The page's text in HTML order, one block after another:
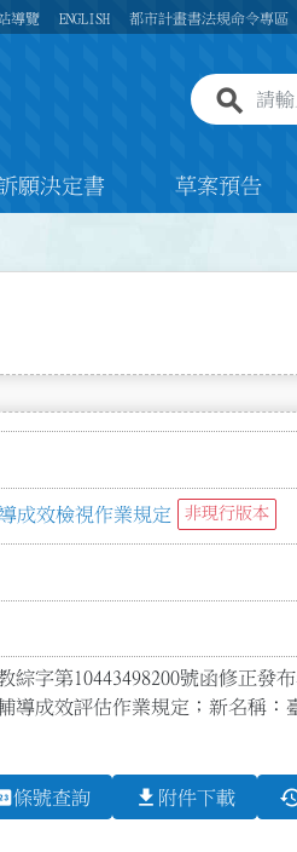
導覽 ENGLISH 都市計畫書法規命令專區
全站
願決定書 草案預告
成效檢視作業規定 非現行版本
綜字第10443498200號函修正發
導成效評估作業規定；新名稱
條號查詢 file_download 附件下載